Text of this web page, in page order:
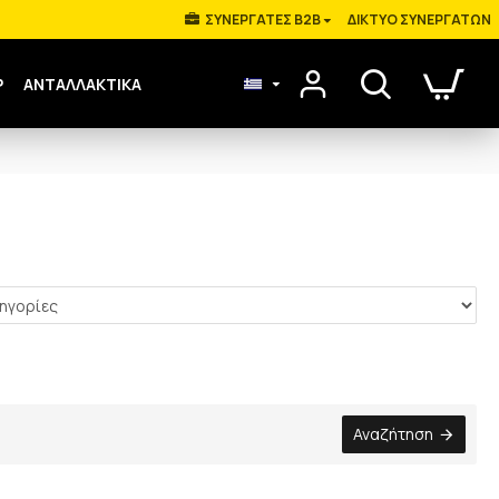
ΣΥΝΕΡΓΑΤΕΣ B2B ΔΊΚΤΥΟ ΣΥΝΕΡΓΑΤΏΝ
ΑΝΤΑΛΛΑΚΤΙΚΑ
Αναζήτηση